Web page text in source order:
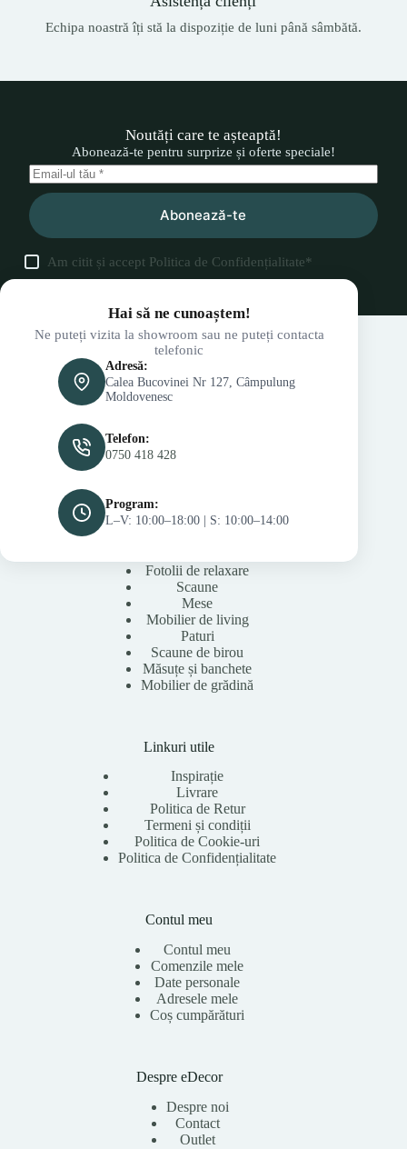
Echipa noastră îți stă la dispoziție de luni până sâmbătă.
Noutăți care te așteaptă!
Abonează-te pentru surprize și oferte speciale!
Abonează-te
Am citit și accept Politica de Confidențialitate*
Hai să ne cunoaștem!
Ne puteți vizita la showroom sau ne puteți contacta
telefonic
Adresă:
Calea Bucovinei Nr 127, Câmpulung
Moldovenesc
Telefon:
0750 418 428
Program:
L–V: 10:00–18:00 | S: 10:00–14:00
Fotolii de relaxare
Scaune
Mese
Mobilier de living
Paturi
Scaune de birou
Măsuțe și banchete
Mobilier de grădină
Linkuri utile
Inspirație
Livrare
Politica de Retur
Termeni și condiții
Politica de Cookie-uri
Politica de Confidențialitate
Contul meu
Contul meu
Comenzile mele
Date personale
Adresele mele
Coș cumpărături
Despre eDecor
Despre noi
Contact
Outlet